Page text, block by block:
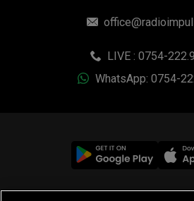
LIVE : 0754-
WhatsApp: 0754-
© 2019-2026 DOGAN MEDIA